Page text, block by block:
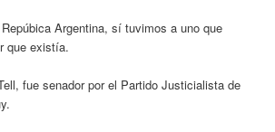
Argentina, sí tuvimos a uno que
que existía.
fue senador por el Partido Justicialista de